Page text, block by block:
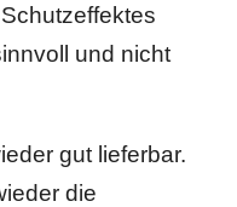
und nicht
gut lieferbar.
die